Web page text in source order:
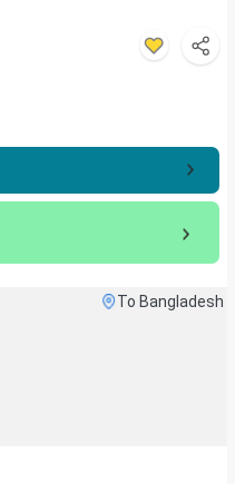
To Bangladesh